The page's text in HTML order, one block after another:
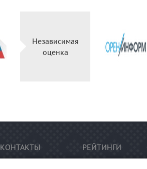
Независимая
оценка
КОНТАКТЫ РЕЙТИНГИ